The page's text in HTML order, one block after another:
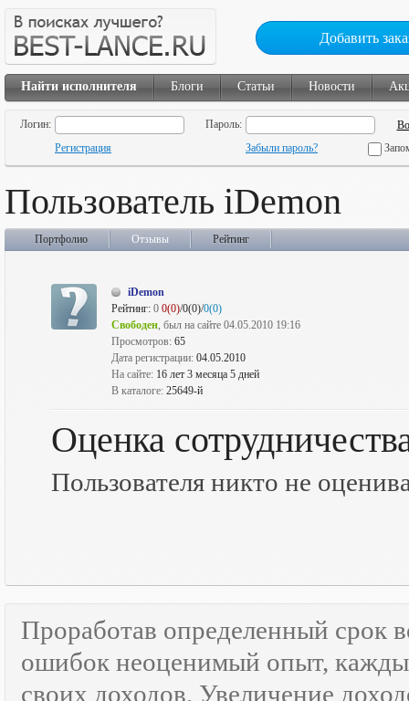
Добавить
Найти исполнителя Блоги Статьи Новости
Логин:
Пароль:
Регистрация
Забыли пароль?
Пользователь iDemon
Портфолио Отзывы Рейтинг
iDemon
Рейтинг: 0 0(0)/0(0)/0(0)
Свободен, был на сайте 04.05.2010 19:16
Просмотров: 65
Дата регистрации: 04.05.2010
На сайте: 16 лет 3 месяца 5 дней
В каталоге: 25649-й
Оценка
Пользователя никто не
Проработав определенный срок
ошибок неоценимый опыт,
своих доходов. Увеличение